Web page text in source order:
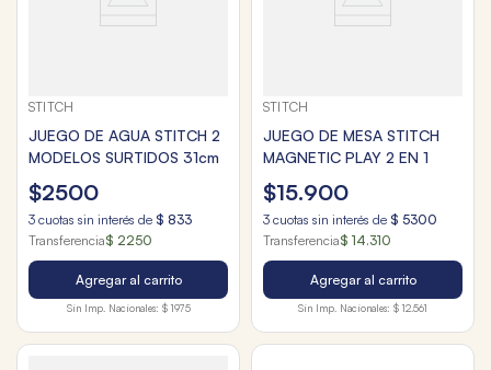
STITCH
JUEGO DE AGUA STITCH 2
MODELOS SURTIDOS 31cm
$2500
3 cuotas sin interés de $ 833
Transferencia$ 2250
Agregar al carrito
Sin Imp. Nacionales: $ 1975
STITCH
JUEGO DE MESA STITCH
MAGNETIC PLAY 2 EN 1
$15.900
3 cuotas sin interés de $ 5300
Transferencia$ 14.310
Agregar al carrito
Sin Imp. Nacionales: $ 12.561